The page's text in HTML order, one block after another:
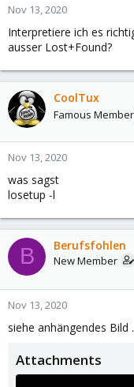
Nov 13, 2020
Interpretiere ich es
ausser Lost+Found?
CoolTux
Famous Member
Nov 13, 2020
was sagst
losetup -l
B Berufsfohlen
New Member
Nov 13, 2020
siehe anhängendes Bild
Attachments